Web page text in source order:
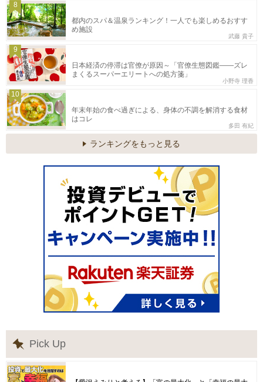
8
都内のスパ＆温泉ランキング！一人でも楽しめるおすす
め施設
武藤 貴子
9
日本経済の停滞は官僚が原因～「官僚生態図鑑――ズレ
まくるスーパーエリートへの処方箋」
小野寺 理香
10
年末年始の食べ過ぎによる、身体の不調を解消する食材
はコレ
多田 有紀
ランキングをもっと見る
Pick Up